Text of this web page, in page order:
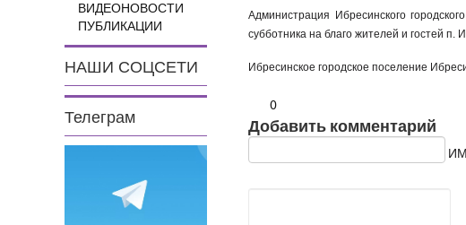
ВИДЕОНОВОСТИ
ПУБЛИКАЦИИ
НАШИ СОЦСЕТИ
Телеграм
Администрация Ибресинского
субботника на благо жителей и гостей п.
Ибресинское городское поселение
0
Добавить комментарий